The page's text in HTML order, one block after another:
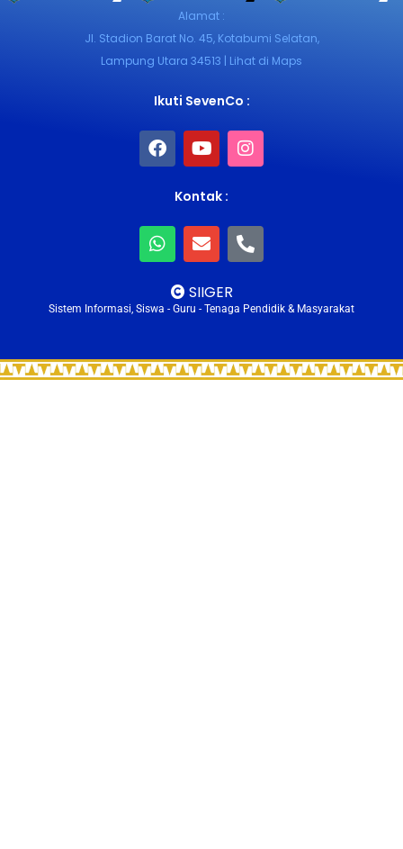
Alamat :
Jl. Stadion Barat No. 45, Kotabumi Selatan,
Lampung Utara 34513 | Lihat di Maps
Ikuti SevenCo :
Kontak :
SIIGER
Sistem Informasi, Siswa - Guru - Tenaga Pendidik & Masyarakat